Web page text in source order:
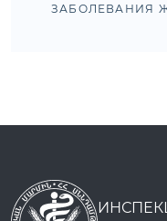
ЗАБОЛЕВАНИЯ